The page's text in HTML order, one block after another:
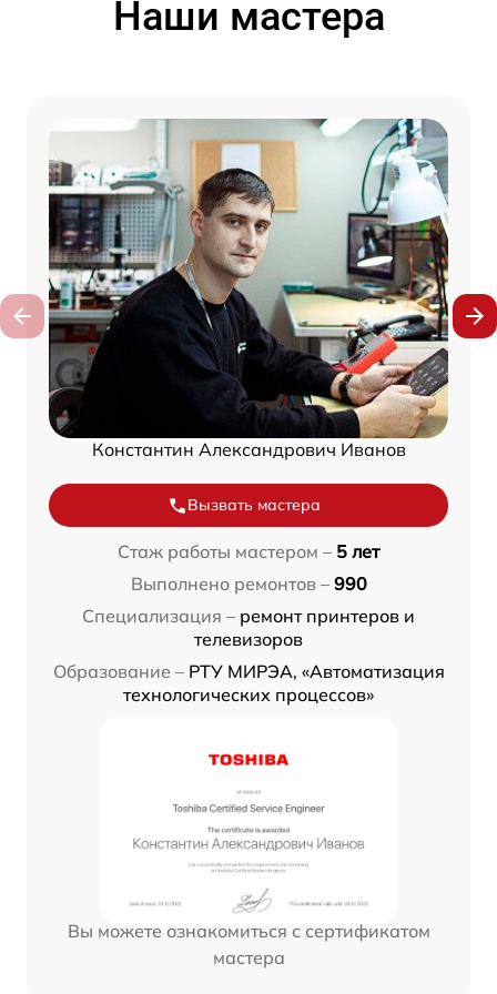
Наши мастера
Константин Александрович Иванов
Вызвать мастера
Стаж работы мастером – 5 лет
Выполнено ремонтов – 990
Специализация – ремонт принтеров и
телевизоров
Образование – РТУ МИРЭА, «Автоматизация
технологических процессов»
Вы можете ознакомиться с сертификатом
мастера